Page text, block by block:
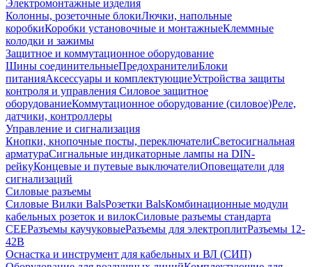
Электромонтажные изделия
Колонны, розеточные блокиЛючки, напольные
коробкиКоробки установочные и монтажныеКлеммные
колодки и зажимы
Защитное и коммутационное оборудование
Шины соединительныеПредохранителиБлоки
питанияАксессуары и комплектующиеУстройства защиты
контроля и управления Силовое защитное
оборудованиеКоммутационное оборудование (силовое)Реле,
датчики, контроллеры
Управление и сигнализация
Кнопки, кнопочные посты, переключателиСветосигнальная
арматураСигнальные индикаторные лампы на DIN-
рейкуКонцевые и путевые выключателиОповещатели для
сигнализаций
Силовые разъемы
Силовые Вилки BalsРозетки BalsКомбинационные модули
кабельных розеток и вилокСиловые разъемы стандарта
CEEРазъемы каучуковыеРазъемы для электроплитРазъемы 12-
42В
Оснастка и инструмент для кабельных и ВЛ (СИП)